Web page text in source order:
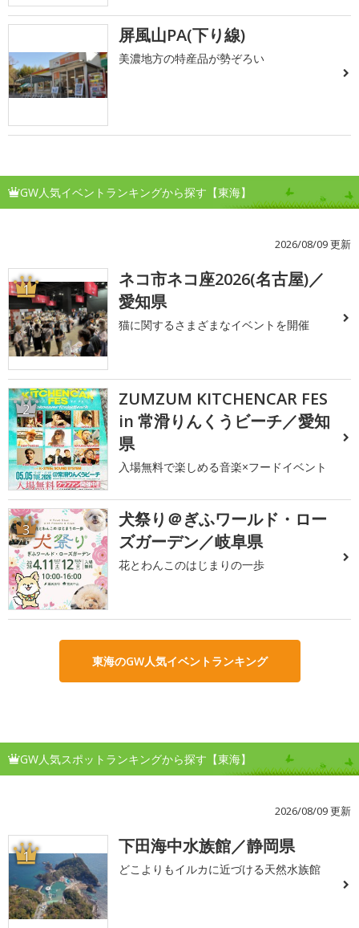
屏風山PA(下り線)
美濃地方の特産品が勢ぞろい
GW人気イベントランキングから探す【東海】
2026/08/09 更新
1
ネコ市ネコ座2026(名古屋)／
愛知県
猫に関するさまざまなイベントを開催
2
ZUMZUM KITCHENCAR FES
in 常滑りんくうビーチ／愛知
県
入場無料で楽しめる音楽×フードイベント
3
犬祭り＠ぎふワールド・ロー
ズガーデン／岐阜県
花とわんこのはじまりの一歩
東海のGW人気イベントランキング
GW人気スポットランキングから探す【東海】
2026/08/09 更新
1 下田海中水族館／静岡県
どこよりもイルカに近づける天然水族館